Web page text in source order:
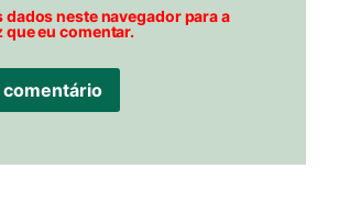
dados neste navegador para a
que eu comentar.